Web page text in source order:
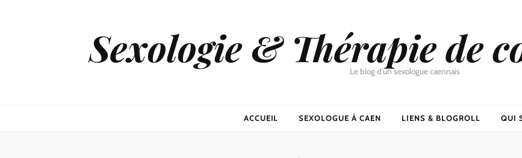
Sexologie & Thérapie de
Le blog d'un sexologue caennais
ACCUEIL SEXOLOGUE À CAEN LIENS & BLOGROLL QUI